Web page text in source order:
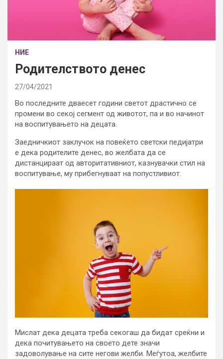
НИЕ
Родителството денес
27/04/2021
Во последните дваесет години светот драстично се
промени во секој сегмент од животот, па и во начинот
на воспитувањето на децата.
Заедничкиот заклучок на повеќето светски педијатри
е дека родителите денес, во желбата да се
дистанцираат од авторитативниот, казнувачки стил на
воспитување, му прибегнуваат на попустливиот.
Мислат дека децата треба секогаш да бидат среќни и
дека почитувањето на своето дете значи
задоволување на сите негови желби. Меѓутоа, желбите